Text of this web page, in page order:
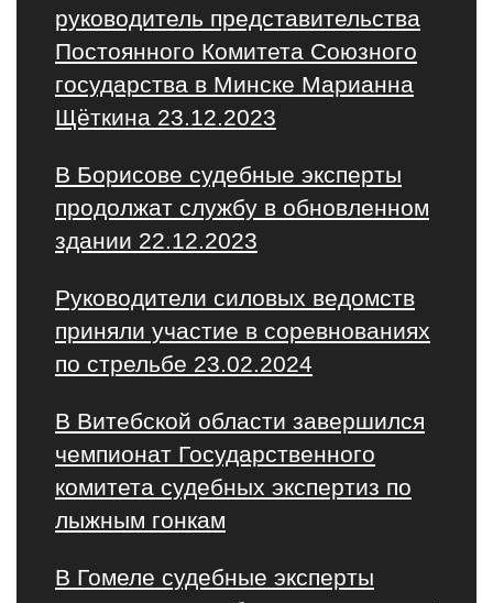
руководитель представительства
Постоянного Комитета Союзного
государства в Минске Марианна
Щёткина 23.12.2023
В Борисове судебные эксперты
продолжат службу в обновленном
здании 22.12.2023
Руководители силовых ведомств
приняли участие в соревнованиях
по стрельбе 23.02.2024
В Витебской области завершился
чемпионат Государственного
комитета судебных экспертиз по
лыжным гонкам
В Гомеле судебные эксперты